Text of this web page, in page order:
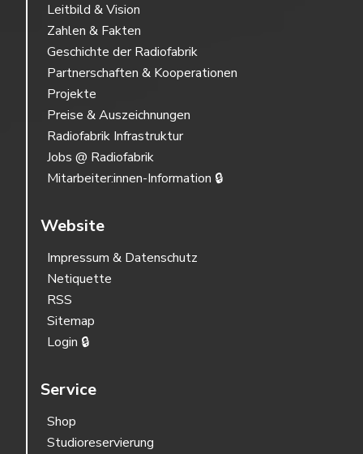
Leitbild & Vision
Zahlen & Fakten
Geschichte der Radiofabrik
Partnerschaften & Kooperationen
Projekte
Preise & Auszeichnungen
Radiofabrik Infrastruktur
Jobs @ Radiofabrik
Mitarbeiter:innen-Information 🔒
Website
Impressum & Datenschutz
Netiquette
RSS
Sitemap
Login 🔒
Service
Shop
Studioreservierung